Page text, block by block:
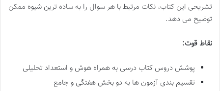
تشریحی این کتاب، نکات مرتبط با هر سوال را به ساده ترین شیوه ممکن
توضیح می دهد.
نقاط قوت:
پوشش دروس کتاب درسی به همراه هوش و استعداد تحلیلی
تقسیم بندی آزمون ها به دو بخش هفتگی و جامع